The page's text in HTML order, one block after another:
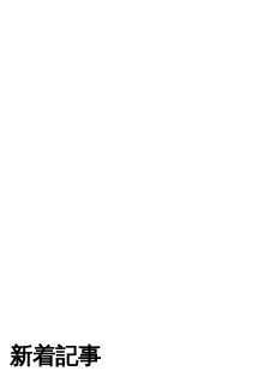
新着記事